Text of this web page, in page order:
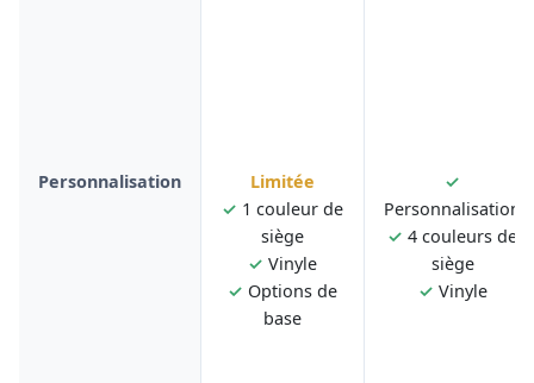
Personnalisation
Limitée
✓ 1 couleur de
siège
✓ Vinyle
✓ Options de
base
✓
Personnalisation
✓ 4 couleurs de
siège
✓ Vinyle